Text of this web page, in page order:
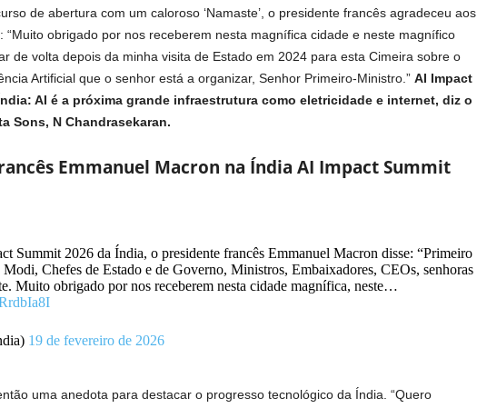
de abertura com um caloroso ‘Namaste’, o presidente francês agradeceu aos
“Muito obrigado por nos receberem nesta magnífica cidade e neste magnífico
de volta depois da minha visita de Estado em 2024 para esta Cimeira sobre o
Artificial que o senhor está a organizar, Senhor Primeiro-Ministro.” AI Impact
AI é a próxima grande infraestrutura como eletricidade e internet, diz o
Sons, N Chandrasekaran.
Emmanuel Macron na Índia AI Impact Summit
Summit 2026 da Índia, o presidente francês Emmanuel Macron disse: “Primeiro
Chefes de Estado e de Governo, Ministros, Embaixadores, CEOs, senhoras
Muito obrigado por nos receberem nesta cidade magnífica, neste…
19 de fevereiro de 2026
uma anedota para destacar o progresso tecnológico da Índia. “Quero